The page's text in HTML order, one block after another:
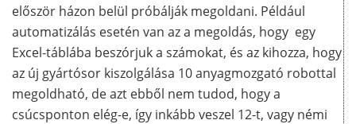
először házon belül próbálják megoldani. Például
automatizálás esetén van az a megoldás, hogy egy
Excel-táblába beszórjuk a számokat, és az kihozza, hogy
az új gyártósor kiszolgálása 10 anyagmozgató robottal
megoldható, de azt ebből nem tudod, hogy a
csúcsponton elég-e, így inkább veszel 12-t, vagy némi